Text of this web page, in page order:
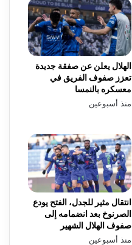
الهلال يعلن عن صفقة جديدة
تعزز صفوف الفريق في
معسكره بالنمسا
منذ أسبوعين
انتقال مثير للجدل، الفتح يودع
الصرنوخ بعد انضمامه إلى
صفوف الهلال الشهير
منذ أسبوعين